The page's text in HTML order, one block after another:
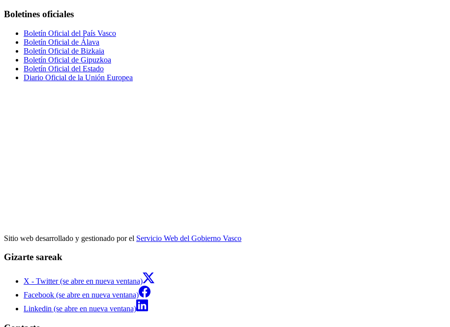
Boletines oficiales
Boletín Oficial del País Vasco
Boletín Oficial de Álava
Boletín Oficial de Bizkaia
Boletín Oficial de Gipuzkoa
Boletín Oficial del Estado
Diario Oficial de la Unión Europea
Sitio web desarrollado y gestionado por el Servicio Web del Gobierno Vasco
Gizarte sareak
X - Twitter (se abre en nueva ventana)
Facebook (se abre en nueva ventana)
Linkedin (se abre en nueva ventana)